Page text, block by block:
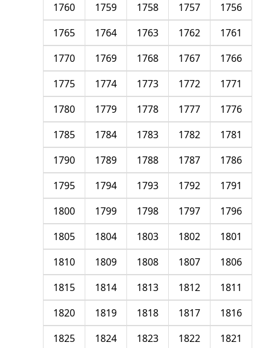
1756
1757
1758
1759
1760
1761
1762
1763
1764
1765
1766
1767
1768
1769
1770
1771
1772
1773
1774
1775
1776
1777
1778
1779
1780
1781
1782
1783
1784
1785
1786
1787
1788
1789
1790
1791
1792
1793
1794
1795
1796
1797
1798
1799
1800
1801
1802
1803
1804
1805
1806
1807
1808
1809
1810
1811
1812
1813
1814
1815
1816
1817
1818
1819
1820
1821
1822
1823
1824
1825